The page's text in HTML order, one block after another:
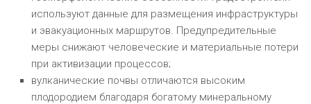
используют данные для размещения инфраструктуры
и эвакуационных маршрутов. Предупредительные
меры снижают человеческие и материальные потери
при активизации процессов;
вулканические почвы отличаются высоким
плодородием благодаря богатому минеральному